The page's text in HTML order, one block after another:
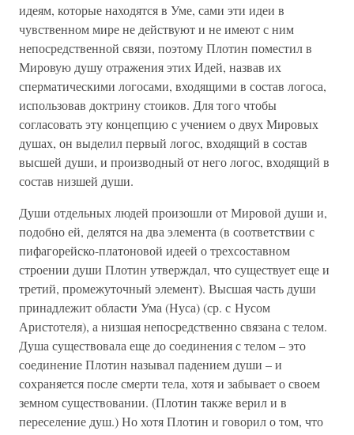
идеям, которые находятся в Уме, сами эти идеи в
чувственном мире не действуют и не имеют с ним
непосредственной связи, поэтому Плотин поместил в
Мировую душу отражения этих Идей, назвав их
сперматическими логосами, входящими в состав логоса,
использовав доктрину стоиков. Для того чтобы
согласовать эту концепцию с учением о двух Мировых
душах, он выделил первый логос, входящий в состав
высшей души, и производный от него логос, входящий в
состав низшей души.
Души отдельных людей произошли от Мировой души и,
подобно ей, делятся на два элемента (в соответствии с
пифагорейско-платоновой идеей о трехсоставном
строении души Плотин утверждал, что существует еще и
третий, промежуточный элемент). Высшая часть души
принадлежит области Ума (Нуса) (ср. с Нусом
Аристотеля), а низшая непосредственно связана с телом.
Душа существовала еще до соединения с телом – это
соединение Плотин называл падением души – и
сохраняется после смерти тела, хотя и забывает о своем
земном существовании. (Плотин также верил и в
переселение душ.) Но хотя Плотин и говорил о том, что